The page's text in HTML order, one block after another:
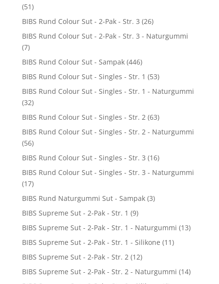
(51)
BIBS Rund Colour Sut - 2-Pak - Str. 3 (26)
BIBS Rund Colour Sut - 2-Pak - Str. 3 - Naturgummi
(7)
BIBS Rund Colour Sut - Sampak (446)
BIBS Rund Colour Sut - Singles - Str. 1 (53)
BIBS Rund Colour Sut - Singles - Str. 1 - Naturgummi
(32)
BIBS Rund Colour Sut - Singles - Str. 2 (63)
BIBS Rund Colour Sut - Singles - Str. 2 - Naturgummi
(56)
BIBS Rund Colour Sut - Singles - Str. 3 (16)
BIBS Rund Colour Sut - Singles - Str. 3 - Naturgummi
(17)
BIBS Rund Naturgummi Sut - Sampak (3)
BIBS Supreme Sut - 2-Pak - Str. 1 (9)
BIBS Supreme Sut - 2-Pak - Str. 1 - Naturgummi (13)
BIBS Supreme Sut - 2-Pak - Str. 1 - Silikone (11)
BIBS Supreme Sut - 2-Pak - Str. 2 (12)
BIBS Supreme Sut - 2-Pak - Str. 2 - Naturgummi (14)